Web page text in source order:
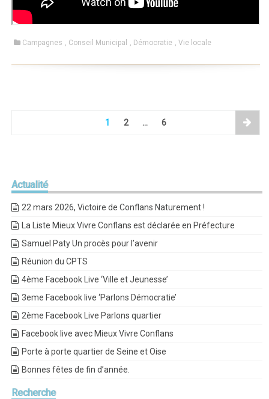
Campagnes , Conseil Municipal , Démocratie ,Vie locale
1 2 … 6
Actualité
22 mars 2026, Victoire de Conflans Naturement !
La Liste Mieux Vivre Conflans est déclarée en Préfecture
Samuel Paty Un procès pour l’avenir
Réunion du CPTS
4ème Facebook Live ‘Ville et Jeunesse’
3eme Facebook live ‘Parlons Démocratie’
2ème Facebook Live Parlons quartier
Facebook live avec Mieux Vivre Conflans
Porte à porte quartier de Seine et Oise
Bonnes fêtes de fin d’année.
Recherche